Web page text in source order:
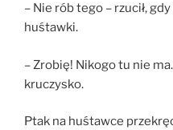
– Nie rób tego – rzucił,
huśtawki.
– Zrobię! Nikogo tu nie
kruczysko.
Ptak na huśtawce